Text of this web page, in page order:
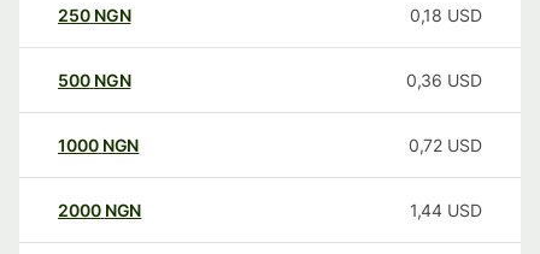
250 NGN 0,18 USD
500 NGN 0,36 USD
1000 NGN 0,72 USD
2000 NGN 1,44 USD